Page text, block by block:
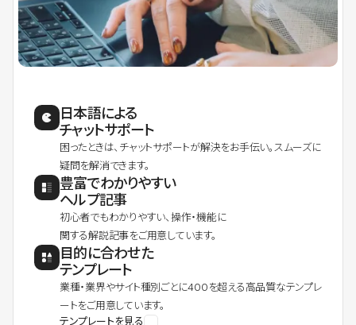
日本語による
チャットサポート
困ったときは、チャットサポートが解決をお手伝い。スムーズに
疑問を解消できます。
豊富でわかりやすい
ヘルプ記事
初心者でもわかりやすい、操作・機能に
関する解説記事をご用意しています。
目的に合わせた
テンプレート
業種・業界やサイト種別ごとに400を超える高品質なテンプレ
ートをご用意しています。
テンプレートを見る